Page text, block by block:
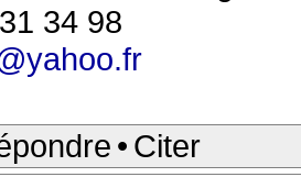
34 98
• Citer